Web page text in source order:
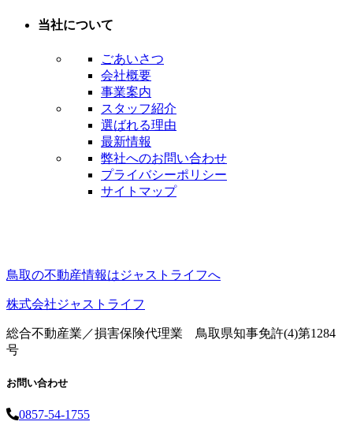
当社について
ごあいさつ
会社概要
事業案内
スタッフ紹介
選ばれる理由
最新情報
弊社へのお問い合わせ
プライバシーポリシー
サイトマップ
鳥取の不動産情報はジャストライフへ
株式会社ジャストライフ
総合不動産業／損害保険代理業 鳥取県知事免許(4)第1284
号
お問い合わせ
0857-54-1755